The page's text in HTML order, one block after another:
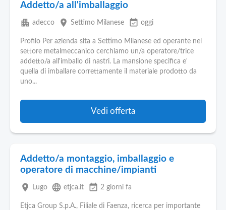
Addetto/a all'imballaggio
apartment adecco place Settimo Milanese event_available oggi
Profilo Per azienda sita a Settimo Milanese ed operante nel
settore metalmeccanico cerchiamo un/a operatore/trice
addetto/a all'imballo di nastri. La mansione specifica e'
quella di imballare correttamente il materiale prodotto da
uno...
Vedi offerta
Addetto/a montaggio, imballaggio e
operatore di macchine/impianti
place Lugo language etjca.it event_available 2 giorni fa
Etjca Group S.p.A., Filiale di Faenza, ricerca per importante